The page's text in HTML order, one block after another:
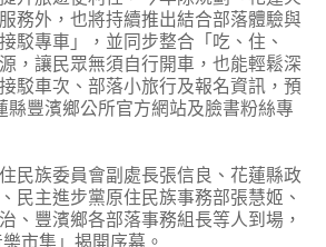
務外，也將持續推出結合部落體驗與
駁專車」，並同步整合「吃、住、
，讓民眾無須自行開車，也能輕鬆深
駁車次、部落小旅行及報名資訊，預
縣豐濱鄉公所官方網站及臉書粉絲專
民族委員會副處長張信良、花蓮縣政
民主進步黨原住民族事務部張慧姬、
、豐濱鄉各部落事務組長等人到場，
市集」揭開序幕。